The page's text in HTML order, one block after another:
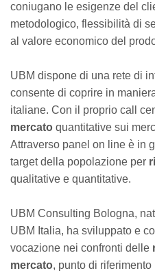
coniugano le esigenze del
metodologico, flessibilità di
al valore economico del
UBM dispone di una rete di
consente di coprire in
italiane. Con il proprio call
mercato quantitative sui
Attraverso panel on line è in
target della popolazione per
qualitative e quantitative.
UBM Consulting Bologna,
UBM Italia, ha sviluppato e
vocazione nei confronti delle
mercato, punto di